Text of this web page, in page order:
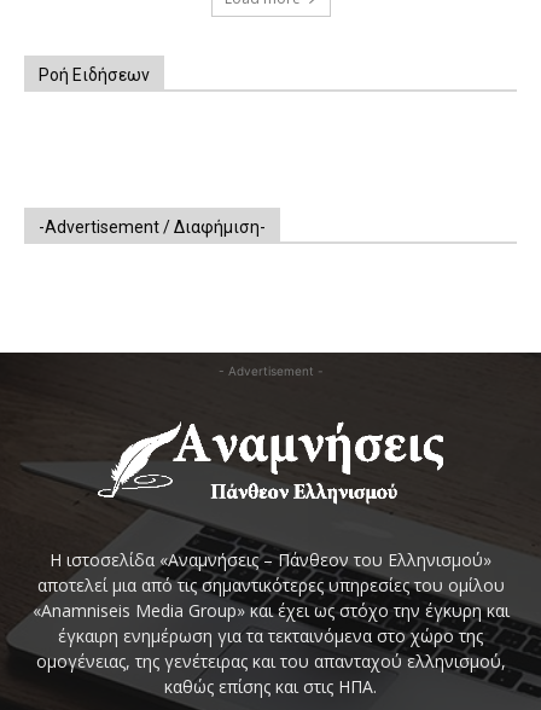
Ροή Ειδήσεων
-Advertisement / Διαφήμιση-
- Advertisement -
Η ιστοσελίδα «Αναμνήσεις – Πάνθεον του Ελληνισμού»
αποτελεί μια από τις σημαντικότερες υπηρεσίες του ομίλου
«Anamniseis Media Group» και έχει ως στόχο την έγκυρη και
έγκαιρη ενημέρωση για τα τεκταινόμενα στο χώρο της
ομογένειας, της γενέτειρας και του απανταχού ελληνισμού,
καθώς επίσης και στις ΗΠΑ.